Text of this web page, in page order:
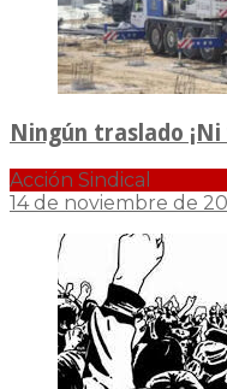
Ningún traslado
Acción Sindical
14 de noviembre de